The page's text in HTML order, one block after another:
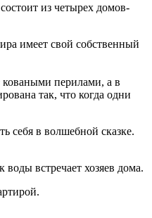
из четырех домов-
имеет свой собственный
коваными перилами, а в
так, что когда одни
себя в волшебной сказке.
встречает хозяев дома.